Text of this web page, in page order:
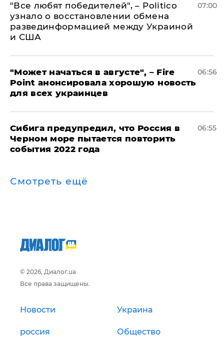
​"Все любят победителей", – Politico
узнало о восстановлении обмена
развединформацией между Украиной
и США
07:00
"Может начаться в августе", – Fire
Point анонсировала хорошую новость
для всех украинцев
06:56
Сибига предупредил, что Россия в
Черном море пытается повторить
события 2022 года
06:55
Смотреть ещё
© 2026, Диалог.ua
Все права защищены.
Новости Украина
россия Общество